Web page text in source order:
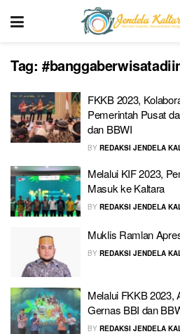
Tag:
FKKB 2023,
Pemerintah Pusat
dan BBWI
BY REDAKSI JENDELA
Melalui KIF 2023,
Masuk ke Kaltara
BY REDAKSI JENDELA
Muklis Ramlan
BY REDAKSI JENDELA
Melalui FKKB
Gernas BBI dan
BY REDAKSI JENDELA